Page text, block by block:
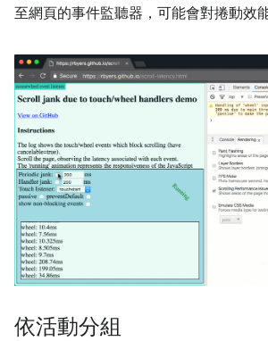
至網頁的事件監聽器，可能會對捲動效
依活動分組